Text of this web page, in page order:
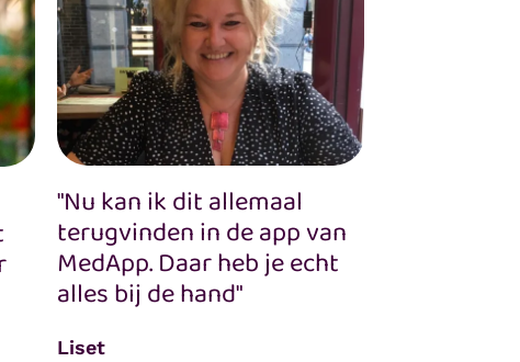
"Nu kan ik dit allemaal
terugvinden in de app van
MedApp. Daar heb je echt
alles bij de hand"
Liset